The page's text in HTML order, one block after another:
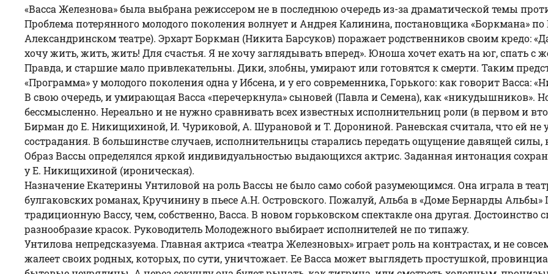
«Васса Железнова» была выбрана режиссером не в последнюю очередь из-за драматической темы
Проблема потерянного молодого поколения волнует и Андрея Калинина, постановщика «Боркмана» по
Александринском театре). Эрхарт Боркман (Никита Барсуков) поражает родственников своим кредо:
хочу жить, жить, жить! Для счастья. Я не хочу заглядывать вперед». Юноша хочет ехать на юг, спать с
Правда, и старшие мало привлекательны. Дики, злобны, умирают или готовятся к смерти. Таким
«Программа» у молодого поколения одна у Ибсена, и у его современника, Горького: как говорит Васса:
В свою очередь, и умирающая Васса «перечеркнула» сыновей (Павла и Семена), как «никудышников».
бессмысленно. Нереально и не нужно сравнивать всех известных исполнительниц роли (в первом и
Бирман до Е. Никищихиной, И. Чуриковой, А. Шурановой и Т. Дорониной. Раневская считала, что ей не
сострадания. В большинстве случаев, исполнительницы старались передать ощущение давящей
Образ Вассы определялся яркой индивидуальностью выдающихся актрис. Заданная интонация
у Е. Никищихиной (ироническая).
Назначение Екатерины Унтиловой на роль Вассы не было само собой разумеющимся. Она играла в
булгаковских романах, Кручинину в пьесе А.Н. Островского. Пожалуй, Альба в «Доме Бернарды Альбы»
традиционную Вассу, чем, собственно, Васса. В новом горьковском спектакле она другая. Достоинство
разнообразие красок. Руководитель Молодежного выбирает исполнителей не по типажу.
Унтилова непредсказуема. Главная актриса «театра Железновых» играет роль на контрастах, и не
жалеет своих родных, которых, по сути, уничтожает. Ее Васса может выглядеть простушкой,